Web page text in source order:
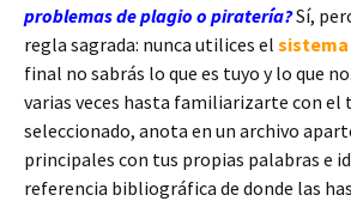
problemas de plagio o piratería?Sí,
regla sagrada: nunca utilices el sistema
final no sabrás lo que es tuyo y lo que
varias veces hasta familiarizarte con el
seleccionado, anota en un archivo
principales con tus propias palabras e
referencia bibliográfica de donde las